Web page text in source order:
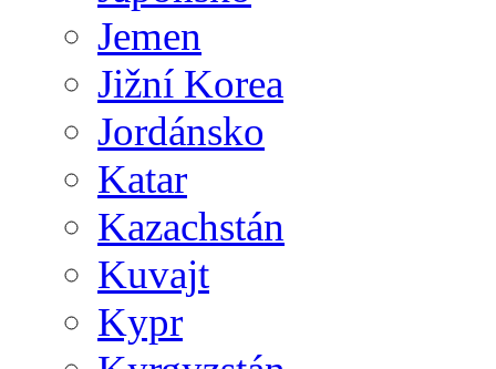
Jemen
Jižní Korea
Jordánsko
Katar
Kazachstán
Kuvajt
Kypr